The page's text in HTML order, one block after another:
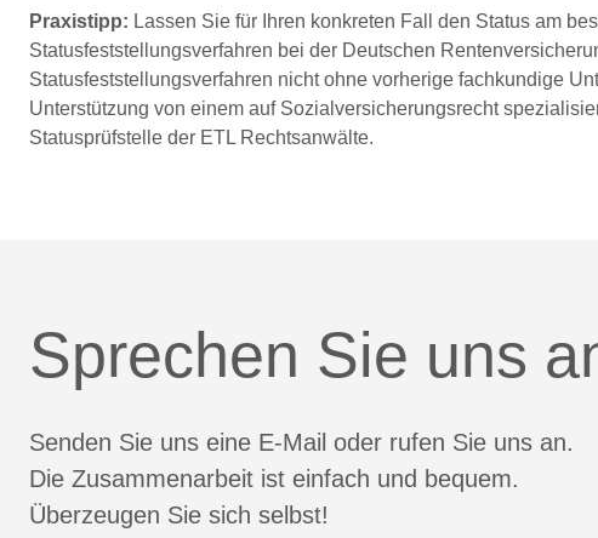
Praxistipp: Lassen Sie für Ihren konkreten Fall den Status am
Statusfeststellungsverfahren bei der Deutschen
Statusfeststellungsverfahren nicht ohne vorherige fachkundige
Unterstützung von einem auf Sozialversicherungsrecht
Statusprüfstelle der ETL Rechtsanwälte.
Sprechen Sie uns
Senden Sie uns eine E-Mail oder rufen Sie uns an.
Die Zusammenarbeit ist einfach und bequem.
Überzeugen Sie sich selbst!